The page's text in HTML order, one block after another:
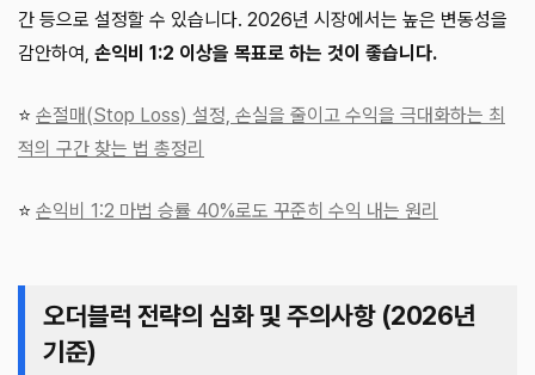
간 등으로 설정할 수 있습니다. 2026년 시장에서는 높은 변동성을
감안하여, 손익비 1:2 이상을 목표로 하는 것이 좋습니다.
⭐ 손절매(Stop Loss) 설정, 손실을 줄이고 수익을 극대화하는 최
적의 구간 찾는 법 총정리
⭐ 손익비 1:2 마법 승률 40%로도 꾸준히 수익 내는 원리
오더블럭 전략의 심화 및 주의사항 (2026년
기준)